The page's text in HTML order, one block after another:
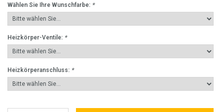
Wählen Sie Ihre Wunschfarbe: *
Heizkörper-Ventile: *
Heizkörperanschluss: *